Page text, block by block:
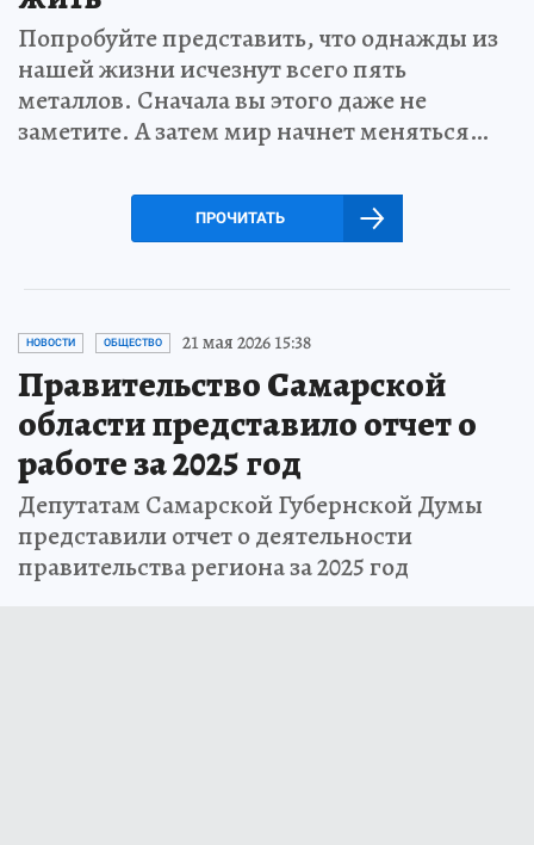
Попробуйте представить, что однажды из
нашей жизни исчезнут всего пять
металлов. Сначала вы этого даже не
заметите. А затем мир начнет меняться…
ПРОЧИТАТЬ
НОВОСТИ ОБЩЕСТВО 21 мая 2026 15:38
Правительство Самарской
области представило отчет о
работе за 2025 год
Депутатам Самарской Губернской Думы
представили отчет о деятельности
правительства региона за 2025 год